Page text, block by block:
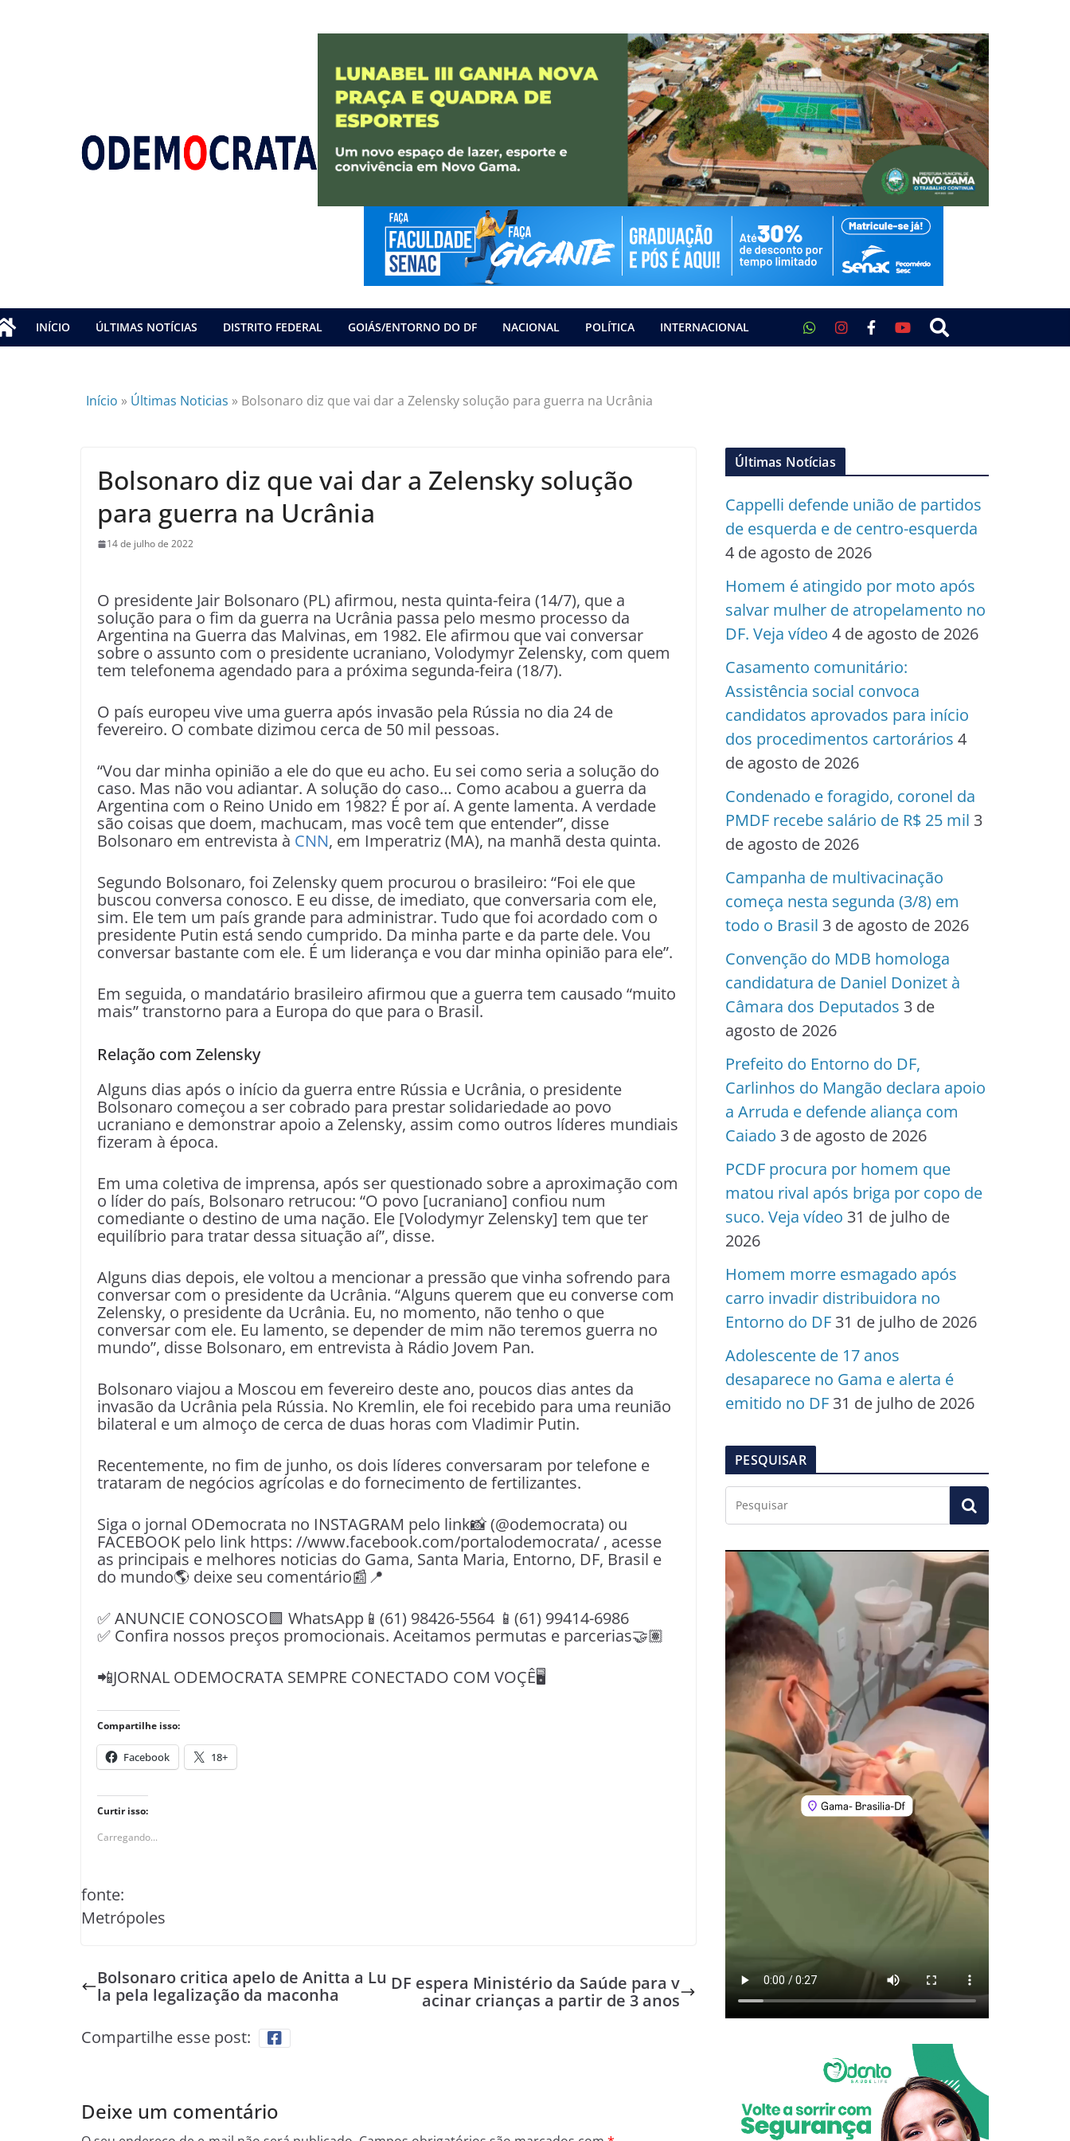
INÍCIO ÚLTIMAS NOTÍCIAS DISTRITO FEDERAL GOIÁS/ENTORNO DO DF NACIONAL POLÍTICA INTERNACIONAL
Início » Últimas Noticias » Bolsonaro diz que vai dar a Zelensky solução para guerra na Ucrânia
Bolsonaro diz que vai dar a Zelensky solução
para guerra na Ucrânia
14 de julho de 2022
O presidente Jair Bolsonaro (PL) afirmou, nesta quinta-feira (14/7), que a
solução para o fim da guerra na Ucrânia passa pelo mesmo processo da
Argentina na Guerra das Malvinas, em 1982. Ele afirmou que vai conversar
sobre o assunto com o presidente ucraniano, Volodymyr Zelensky, com quem
tem telefonema agendado para a próxima segunda-feira (18/7).
O país europeu vive uma guerra após invasão pela Rússia no dia 24 de
fevereiro. O combate dizimou cerca de 50 mil pessoas.
“Vou dar minha opinião a ele do que eu acho. Eu sei como seria a solução do
caso. Mas não vou adiantar. A solução do caso… Como acabou a guerra da
Argentina com o Reino Unido em 1982? É por aí. A gente lamenta. A verdade
são coisas que doem, machucam, mas você tem que entender”, disse
Bolsonaro em entrevista à CNN, em Imperatriz (MA), na manhã desta quinta.
Segundo Bolsonaro, foi Zelensky quem procurou o brasileiro: “Foi ele que
buscou conversa conosco. E eu disse, de imediato, que conversaria com ele,
sim. Ele tem um país grande para administrar. Tudo que foi acordado com o
presidente Putin está sendo cumprido. Da minha parte e da parte dele. Vou
conversar bastante com ele. É um liderança e vou dar minha opinião para ele”.
Em seguida, o mandatário brasileiro afirmou que a guerra tem causado “muito
mais” transtorno para a Europa do que para o Brasil.
Relação com Zelensky
Alguns dias após o início da guerra entre Rússia e Ucrânia, o presidente
Bolsonaro começou a ser cobrado para prestar solidariedade ao povo
ucraniano e demonstrar apoio a Zelensky, assim como outros líderes mundiais
fizeram à época.
Em uma coletiva de imprensa, após ser questionado sobre a aproximação com
o líder do país, Bolsonaro retrucou: “O povo [ucraniano] confiou num
comediante o destino de uma nação. Ele [Volodymyr Zelensky] tem que ter
equilíbrio para tratar dessa situação aí”, disse.
Alguns dias depois, ele voltou a mencionar a pressão que vinha sofrendo para
conversar com o presidente da Ucrânia. “Alguns querem que eu converse com
Zelensky, o presidente da Ucrânia. Eu, no momento, não tenho o que
conversar com ele. Eu lamento, se depender de mim não teremos guerra no
mundo”, disse Bolsonaro, em entrevista à Rádio Jovem Pan.
Bolsonaro viajou a Moscou em fevereiro deste ano, poucos dias antes da
invasão da Ucrânia pela Rússia. No Kremlin, ele foi recebido para uma reunião
bilateral e um almoço de cerca de duas horas com Vladimir Putin.
Recentemente, no fim de junho, os dois líderes conversaram por telefone e
trataram de negócios agrícolas e do fornecimento de fertilizantes.
Siga o jornal ODemocrata no INSTAGRAM pelo link📸 (@odemocrata) ou
FACEBOOK pelo link https: //www.facebook.com/portalodemocrata/ , acesse
as principais e melhores noticias do Gama, Santa Maria, Entorno, DF, Brasil e
do mundo🌎 deixe seu comentário📰📍
✅ ANUNCIE CONOSCO🟩 WhatsApp📱(61) 98426-5564 📱(61) 99414-6986
✅ Confira nossos preços promocionais. Aceitamos permutas e parcerias🤝🏽
📲JORNAL ODEMOCRATA SEMPRE CONECTADO COM VOÇÊ🖥️
Compartilhe isso:
Facebook 18+
Curtir isso:
Carregando...
fonte:
Metrópoles
Bolsonaro critica apelo de Anitta a Lu
la pela legalização da maconha
DF espera Ministério da Saúde para v
acinar crianças a partir de 3 anos
Compartilhe esse post:
Deixe um comentário
Últimas Notícias
Cappelli defende união de partidos
de esquerda e de centro-esquerda
4 de agosto de 2026
Homem é atingido por moto após
salvar mulher de atropelamento no
DF. Veja vídeo 4 de agosto de 2026
Casamento comunitário:
Assistência social convoca
candidatos aprovados para início
dos procedimentos cartorários 4
de agosto de 2026
Condenado e foragido, coronel da
PMDF recebe salário de R$ 25 mil 3
de agosto de 2026
Campanha de multivacinação
começa nesta segunda (3/8) em
todo o Brasil 3 de agosto de 2026
Convenção do MDB homologa
candidatura de Daniel Donizet à
Câmara dos Deputados 3 de
agosto de 2026
Prefeito do Entorno do DF,
Carlinhos do Mangão declara apoio
a Arruda e defende aliança com
Caiado 3 de agosto de 2026
PCDF procura por homem que
matou rival após briga por copo de
suco. Veja vídeo 31 de julho de
2026
Homem morre esmagado após
carro invadir distribuidora no
Entorno do DF 31 de julho de 2026
Adolescente de 17 anos
desaparece no Gama e alerta é
emitido no DF 31 de julho de 2026
PESQUISAR